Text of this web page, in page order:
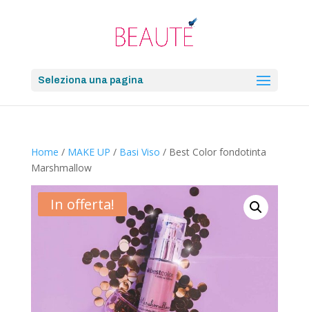
Seleziona una pagina
Home / MAKE UP / Basi Viso / Best Color fondotinta
Marshmallow
In offerta!